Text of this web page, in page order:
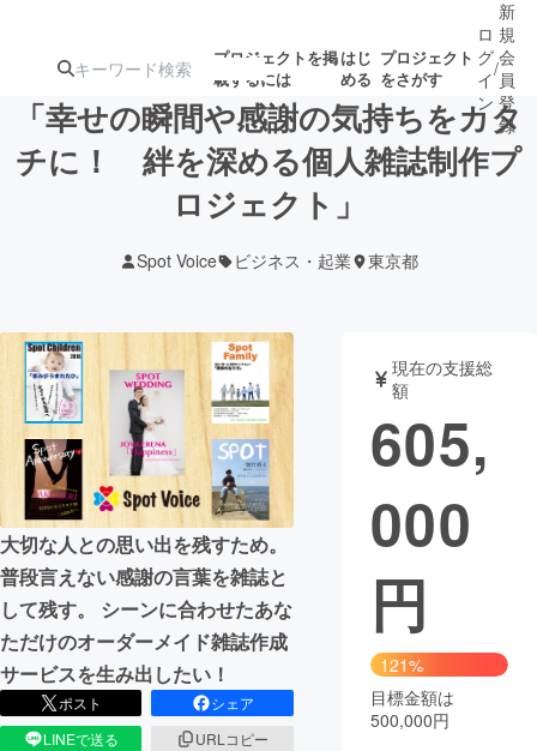
プロジェクトを掲
載するには
はじ
める
プロジェクト
をさがす
注目の新着プロ募集終了が近いプ
テクノロジー・ガジェット
映像・映画 書籍・雑誌
ビジネス・起業 チャレンジ
まちづくり・地域活性化
CAMPFIRE for Social Good
CAMPFIRE Creation
CAMPFIREふるさと納税machi-ya コミュニティ
ロ
グ
イ
ン
/
新
規
会
員
登
録
「幸せの瞬間や感謝の気持ちをカタ
チに！ 絆を深める個人雑誌制作プ
ロジェクト」
Spot Voice ビジネス・起業 東京都
大切な人との思い出を残すため。
普段言えない感謝の言葉を雑誌と
して残す。 シーンに合わせたあな
ただけのオーダーメイド雑誌作成
サービスを生み出したい！
ポスト
シェア
LINEで送る
URLコピー
現在の支援総
額
605,
000
円
121%
目標金額は
500,000円